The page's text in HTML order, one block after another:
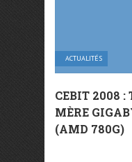
ACTUALITÉS
CEBIT 2008 :
MÈRE
(AMD 780G)